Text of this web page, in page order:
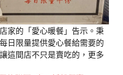
家的「愛心暖餐」告示。秉
日限量提供愛心餐給需要的
這間店不只是賣吃的，更多